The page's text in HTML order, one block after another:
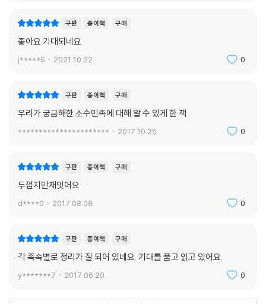
구판 종이책 구매
좋아요 기대되네요
j*****5 2021.10.22. 0
구판 종이책 구매
우리가 궁금해한 소수민족에 대해 알 수 있게 한 책
********************** 2017.10.25. 0
구판 종이책 구매
두껍지만재밋어요
d****0 2017.08.08. 0
구판 종이책 구매
각 족속별로 정리가 잘 되어 있네요. 기대를 품고 읽고 있어요.
y*******7 2017.06.20. 0